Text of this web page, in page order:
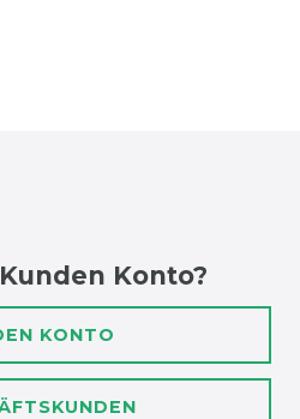
Konto?
KONTO